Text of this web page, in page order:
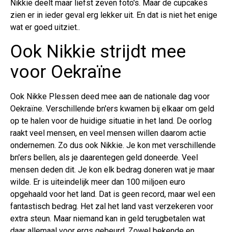
Nikkie deelt maar liefst zeven foto's. Maar de cupcakes
zien er in ieder geval erg lekker uit. En dat is niet het enige
wat er goed uitziet..
Ook Nikkie strijdt mee
voor Oekraïne
Ook Nikke Plessen deed mee aan de nationale dag voor
Oekraïne. Verschillende bn'ers kwamen bij elkaar om geld
op te halen voor de huidige situatie in het land. De oorlog
raakt veel mensen, en veel mensen willen daarom actie
ondernemen. Zo dus ook Nikkie. Je kon met verschillende
bn'ers bellen, als je daarentegen geld doneerde. Veel
mensen deden dit. Je kon elk bedrag doneren wat je maar
wilde. Er is uiteindelijk meer dan 100 miljoen euro
opgehaald voor het land. Dat is geen record, maar wel een
fantastisch bedrag. Het zal het land vast verzekeren voor
extra steun. Maar niemand kan in geld terugbetalen wat